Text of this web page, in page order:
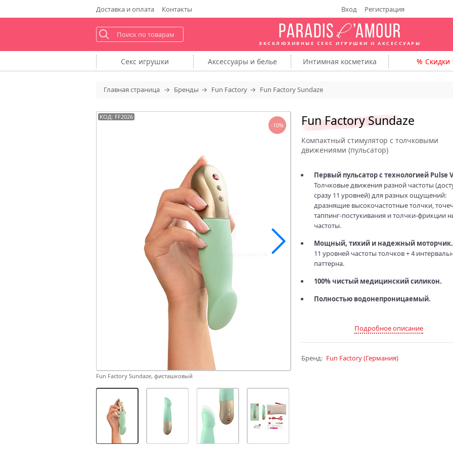
Доставкаи оплата Контакты Вход Регистрация
ЭКСКЛЮЗИВНЫЕ СЕКС ИГРУШКИ И АКСЕССУАРЫ
Секс игрушки Аксессуары и белье Интимная косметика Скидки
Главная страница Бренды Fun Factory Fun Factory Sundaze
Fun Factory Sundaze
Компактный стимулятор с толчковыми
движениями (пульсатор)
Первый пульсатор с технологией Pulse
Толчковые движения разной частоты
сразу 11 уровней) для разных ощущений:
дразнящие высокочастотные толчки,
таппинг-постукивания и толчки-фрикции
частоты.
Мощный, тихий и надежный моторчик.
11 уровней частоты толчков + 4
паттерна.
100% чистый медицинский силикон.
Полностью водонепроницаемый.
Подробное описание
Бренд: Fun Factory(Германия)
Fun Factory Sundaze, фисташковый
КОД: FF2026
-10%